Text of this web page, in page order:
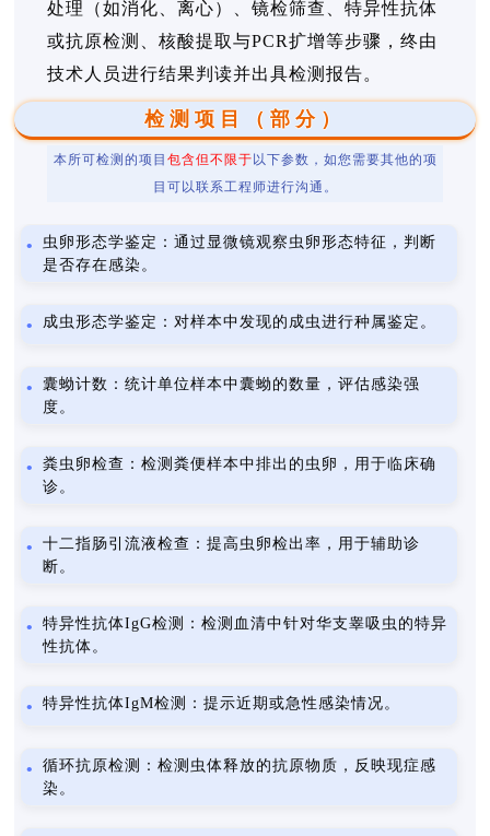
处理（如消化、离心）、镜检筛查、特异性抗体
或抗原检测、核酸提取与PCR扩增等步骤，终由
技术人员进行结果判读并出具检测报告。
检测项目（部分）
本所可检测的项目 包含但不限于 以下参数，如您需要其他的项
目可以联系工程师进行沟通。
虫卵形态学鉴定：通过显微镜观察虫卵形态特征，判断
是否存在感染。
成虫形态学鉴定：对样本中发现的成虫进行种属鉴定。
囊蚴计数：统计单位样本中囊蚴的数量，评估感染强
度。
粪虫卵检查：检测粪便样本中排出的虫卵，用于临床确
诊。
十二指肠引流液检查：提高虫卵检出率，用于辅助诊
断。
特异性抗体IgG检测：检测血清中针对华支睾吸虫的特异
性抗体。
特异性抗体IgM检测：提示近期或急性感染情况。
循环抗原检测：检测虫体释放的抗原物质，反映现症感
染。